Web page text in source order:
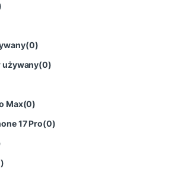
(0)
używany(0)
Max(0)
17 Pro(0)
)